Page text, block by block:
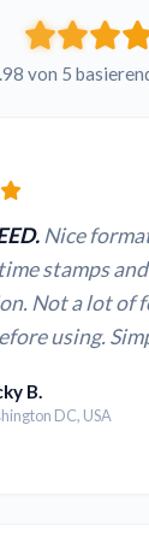
von 5
Nice
stamps
Not a lot of
using.
B.
DC, USA